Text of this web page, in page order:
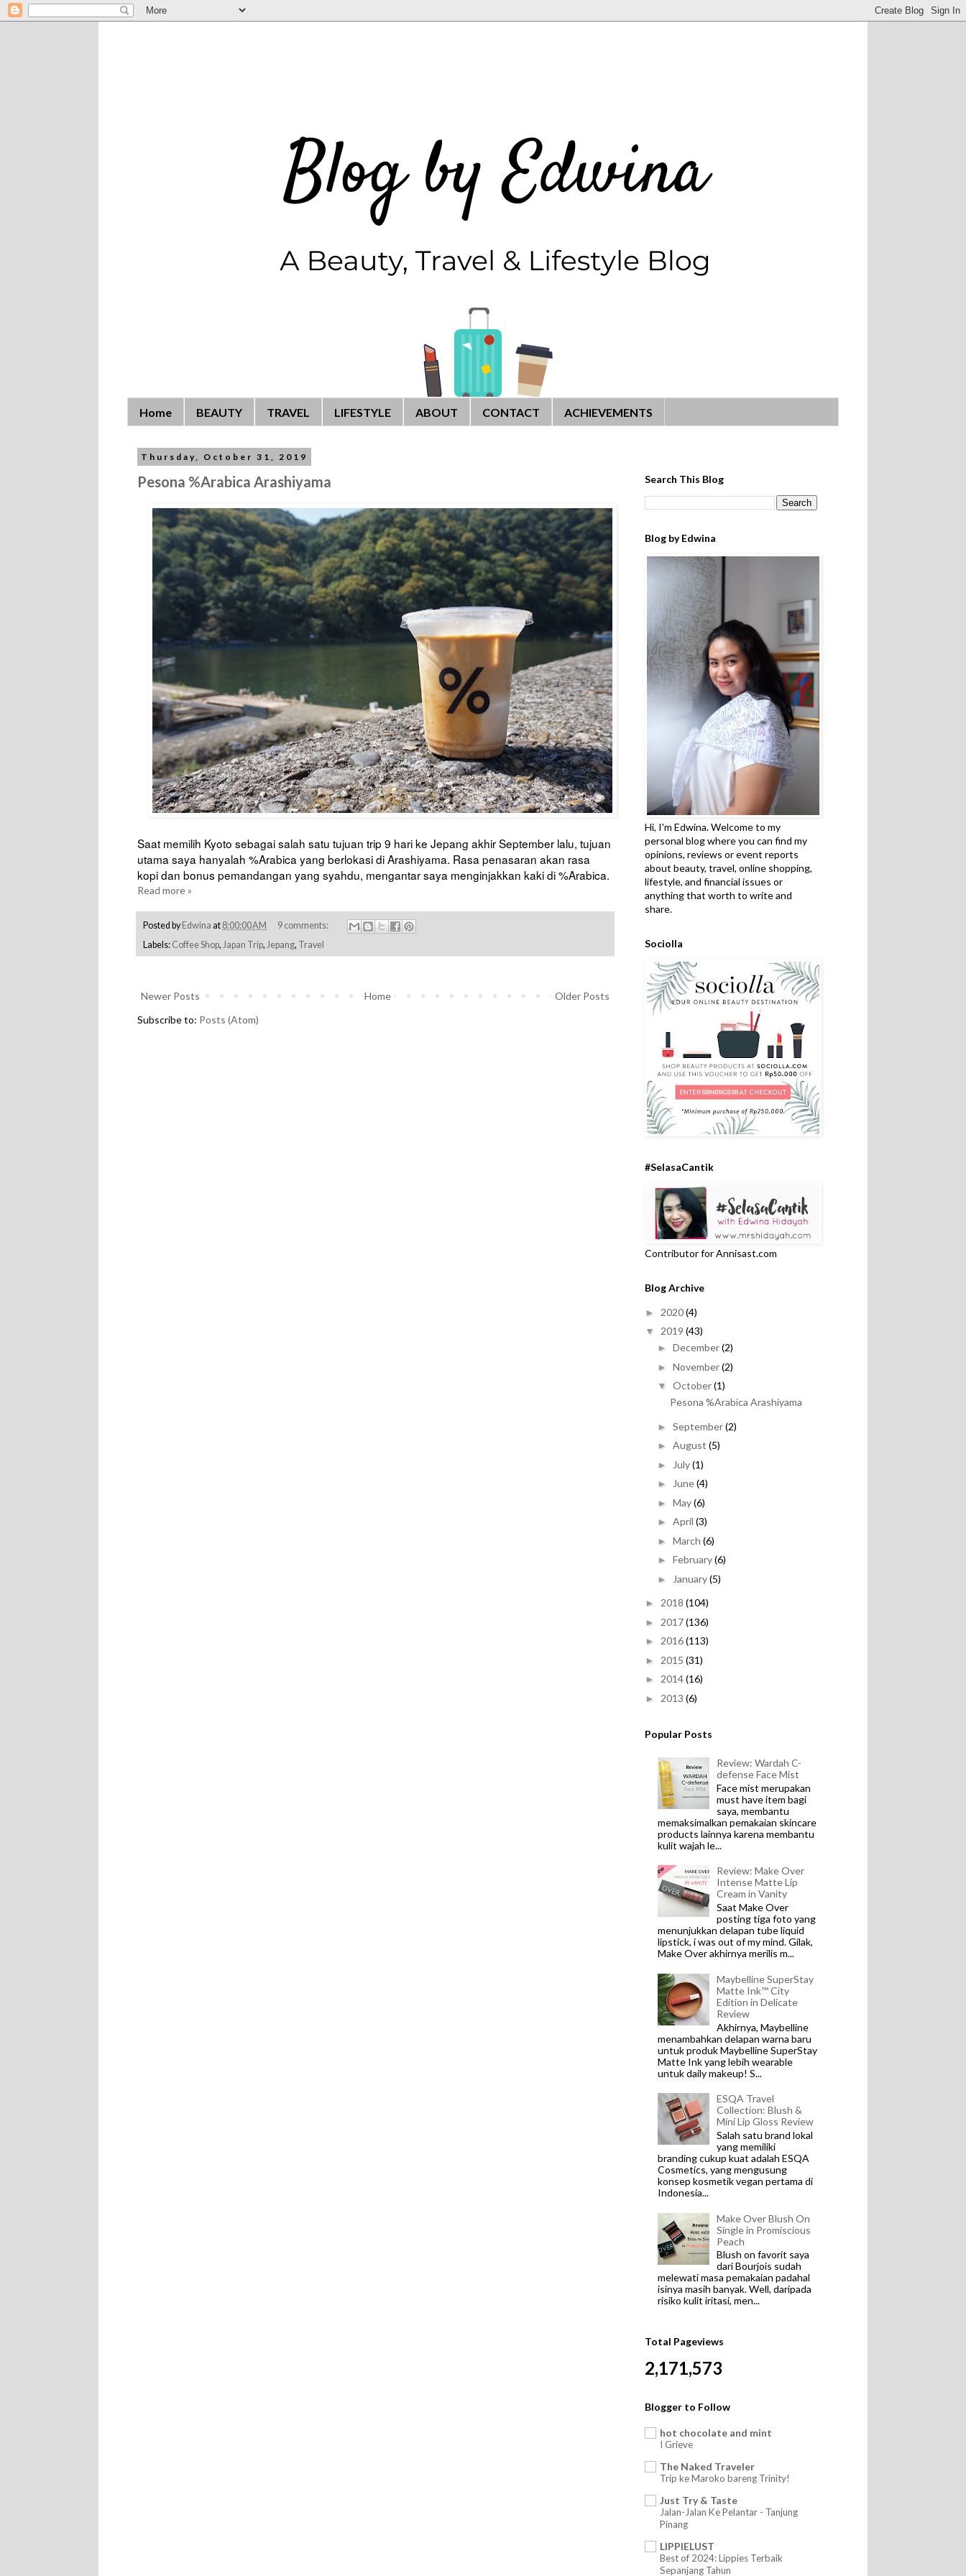
Home BEAUTY TRAVEL LIFESTYLE ABOUT CONTACT ACHIEVEMENTS
Thursday, October 31, 2019
Pesona %Arabica Arashiyama
Saat memilih Kyoto sebagai salah satu tujuan trip 9 hari ke Jepang akhir September lalu, tujuan
utama saya hanyalah %Arabica yang berlokasi di Arashiyama. Rasa penasaran akan rasa
kopi dan bonus pemandangan yang syahdu, mengantar saya menginjakkan kaki di %Arabica.
Read more »
Posted by Edwina at 8:00:00 AM
9 comments:
Labels: Coffee Shop, Japan Trip, Jepang, Travel
Newer Posts Older Posts
Home
Subscribe to: Posts (Atom)
Search This Blog
Blog by Edwina
Hi, I'm Edwina. Welcome to my
personal blog where you can find my
opinions, reviews or event reports
about beauty, travel, online shopping,
lifestyle, and financial issues or
anything that worth to write and
share.
Sociolla
#SelasaCantik
Contributor for Annisast.com
Blog Archive
► 2020(4)
▼ 2019 (43)
► December(2)
► November(2)
▼ October(1)
Pesona %Arabica Arashiyama
► September(2)
► August (5)
► July(1)
► June(4)
► May(6)
► April (3)
► March (6)
► February(6)
► January(5)
► 2018 (104)
► 2017(136)
► 2016(113)
► 2015 (31)
► 2014(16)
► 2013 (6)
Popular Posts
Review: Wardah C-
defense Face Mist
Face mist merupakan
must have item bagi
saya, membantu
memaksimalkan pemakaian skincare
products lainnya karena membantu
kulit wajah le...
Review: Make Over
Intense Matte Lip
Cream in Vanity
Saat Make Over
posting tiga foto yang
menunjukkan delapan tube liquid
lipstick, i was out of my mind. Gilak,
Make Over akhirnya merilis m...
Maybelline SuperStay
Matte Ink™ City
Edition in Delicate
Review
Akhirnya, Maybelline
menambahkan delapan warna baru
untuk produk Maybelline SuperStay
Matte Ink yang lebih wearable
untuk daily makeup! S...
ESQA Travel
Collection: Blush &
Mini Lip Gloss Review
Salah satu brand lokal
yang memiliki
branding cukup kuat adalah ESQA
Cosmetics, yang mengusung
konsep kosmetik vegan pertama di
Indonesia...
Make Over Blush On
Single in Promiscious
Peach
Blush on favorit saya
dari Bourjois sudah
melewati masa pemakaian padahal
isinya masih banyak. Well, daripada
risiko kulit iritasi, men...
Total Pageviews
2,171,573
Blogger to Follow
hot chocolate and mint
I Grieve
The Naked Traveler
Trip ke Maroko bareng Trinity!
Just Try & Taste
Jalan-Jalan Ke Pelantar - Tanjung
Pinang
LIPPIELUST
Best of 2024: Lippies Terbaik
Sepanjang Tahun